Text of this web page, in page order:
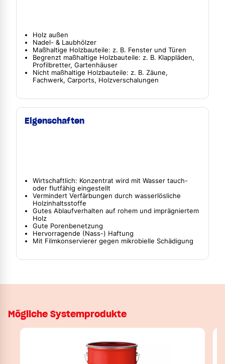
Holz außen
Nadel- & Laubhölzer
Maßhaltige Holzbauteile: z. B. Fenster und Türen
Begrenzt maßhaltige Holzbauteile: z. B. Klappläden,
Profilbretter, Gartenhäuser
Nicht maßhaltige Holzbauteile: z. B. Zäune,
Fachwerk, Carports, Holzverschalungen
Eigenschaften
Wirtschaftlich: Konzentrat wird mit Wasser tauch-
oder flutfähig eingestellt
Vermindert Verfärbungen durch wasserlösliche
Holzinhaltsstoffe
Gutes Ablaufverhalten auf rohem und imprägniertem
Holz
Gute Porenbenetzung
Hervorragende (Nass-) Haftung
Mit Filmkonservierer gegen mikrobielle Schädigung
Mögliche Systemprodukte